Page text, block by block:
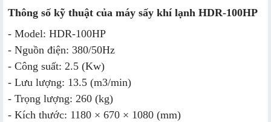
Thông số kỹ thuật của máy sấy khí lạnh HDR-100HP
- Model: HDR-100HP
- Nguồn điện: 380/50Hz
- Công suất: 2.5 (Kw)
- Lưu lượng: 13.5 (m3/min)
- Trọng lượng: 260 (kg)
- Kích thước: 1180 × 670 × 1080 (mm)